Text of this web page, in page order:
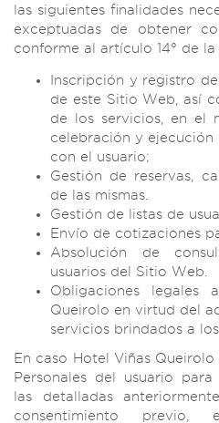
las siguientes finalidades
exceptuadas de obtener
conforme al artículo 14° de la
Inscripción y registro
de este Sitio Web, así
de los servicios, en el
celebración y
con el usuario;
Gestión de reservas,
de las mismas.
Gestión de listas de
Envío de cotizaciones
Absolución de
usuarios del Sitio Web.
Obligaciones legales
Queirolo en virtud del
servicios brindados a
En caso Hotel Viñas
Personales del usuario
las detalladas
consentimiento previo,